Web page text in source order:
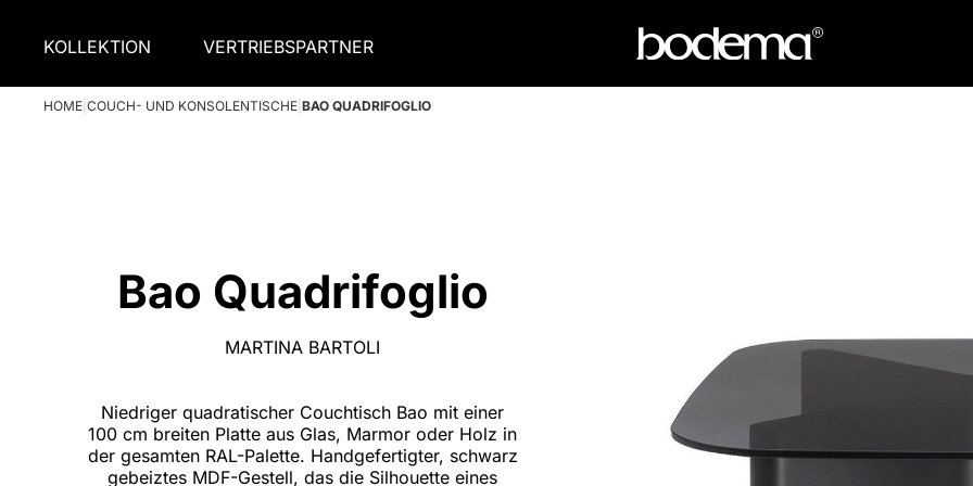
KOLLEKTION VERTRIEBSPARTNER
HOME COUCH- UND KONSOLENTISCHE BAO QUADRIFOGLIO
Bao Quadrifoglio
MARTINA BARTOLI
Niedriger quadratischer Couchtisch Bao mit einer
100 cm breiten Platte aus Glas, Marmor oder Holz in
der gesamten RAL-Palette. Handgefertigter, schwarz
gebeiztes MDF-Gestell, das die Silhouette eines